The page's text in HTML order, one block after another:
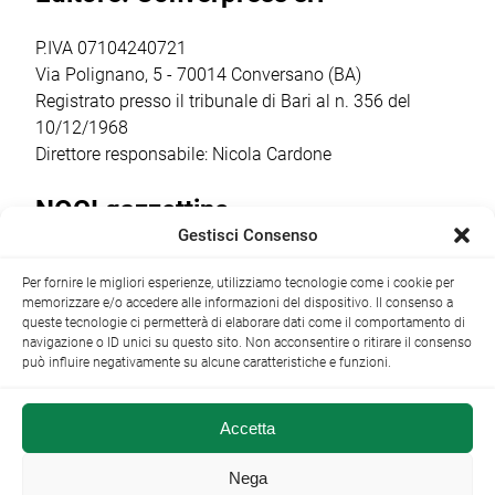
condotta dalla
regista,
sceneggiatrice […]
P.IVA 07104240721
Via Polignano, 5 - 70014 Conversano (BA)
Registrato presso il tribunale di Bari al n. 356 del
10/12/1968
Direttore responsabile: Nicola Cardone
NOCI gazzettino
+39 080 4979274|info@nocigazzettino.it Contatti|
Archivio
NOCI gazzettino.it ©2014 •
Gestisci Consenso
Per fornire le migliori esperienze, utilizziamo tecnologie come i cookie per
memorizzare e/o accedere alle informazioni del dispositivo. Il consenso a
queste tecnologie ci permetterà di elaborare dati come il comportamento di
navigazione o ID unici su questo sito. Non acconsentire o ritirare il consenso
può influire negativamente su alcune caratteristiche e funzioni.
Accetta
Nega